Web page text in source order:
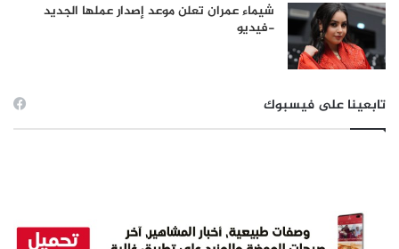
شيماء عمران تعلن موعد إصدار عملها الجديد
-فيديو
تابعينا على فيسبوك